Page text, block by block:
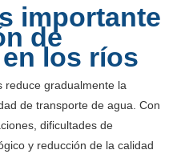
importante
de
los ríos
reduce gradualmente la
de transporte de agua. Con
dificultades de
y reducción de la calidad